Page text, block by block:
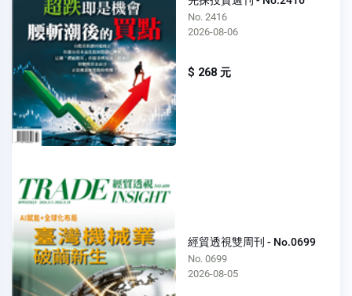
No. 2416
2026-08-06
$ 268 元
經貿透視雙周刊 - No.0699
No. 0699
2026-08-05